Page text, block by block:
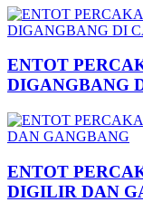
ENTOT
DIGANGBANG
ENTOT
DIGILIR DAN